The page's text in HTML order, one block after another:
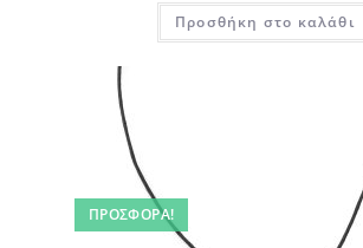
Προσθήκη στο καλάθι
ΠΡΟΣΦΟΡΆ!